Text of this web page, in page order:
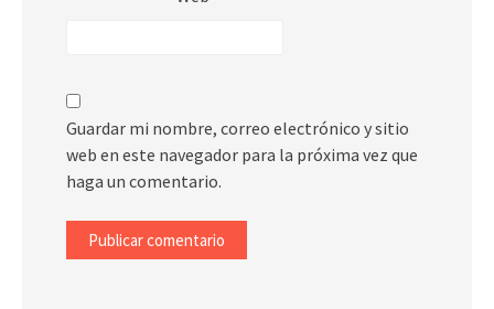
Guardar mi nombre, correo electrónico y sitio
web en este navegador para la próxima vez que
haga un comentario.